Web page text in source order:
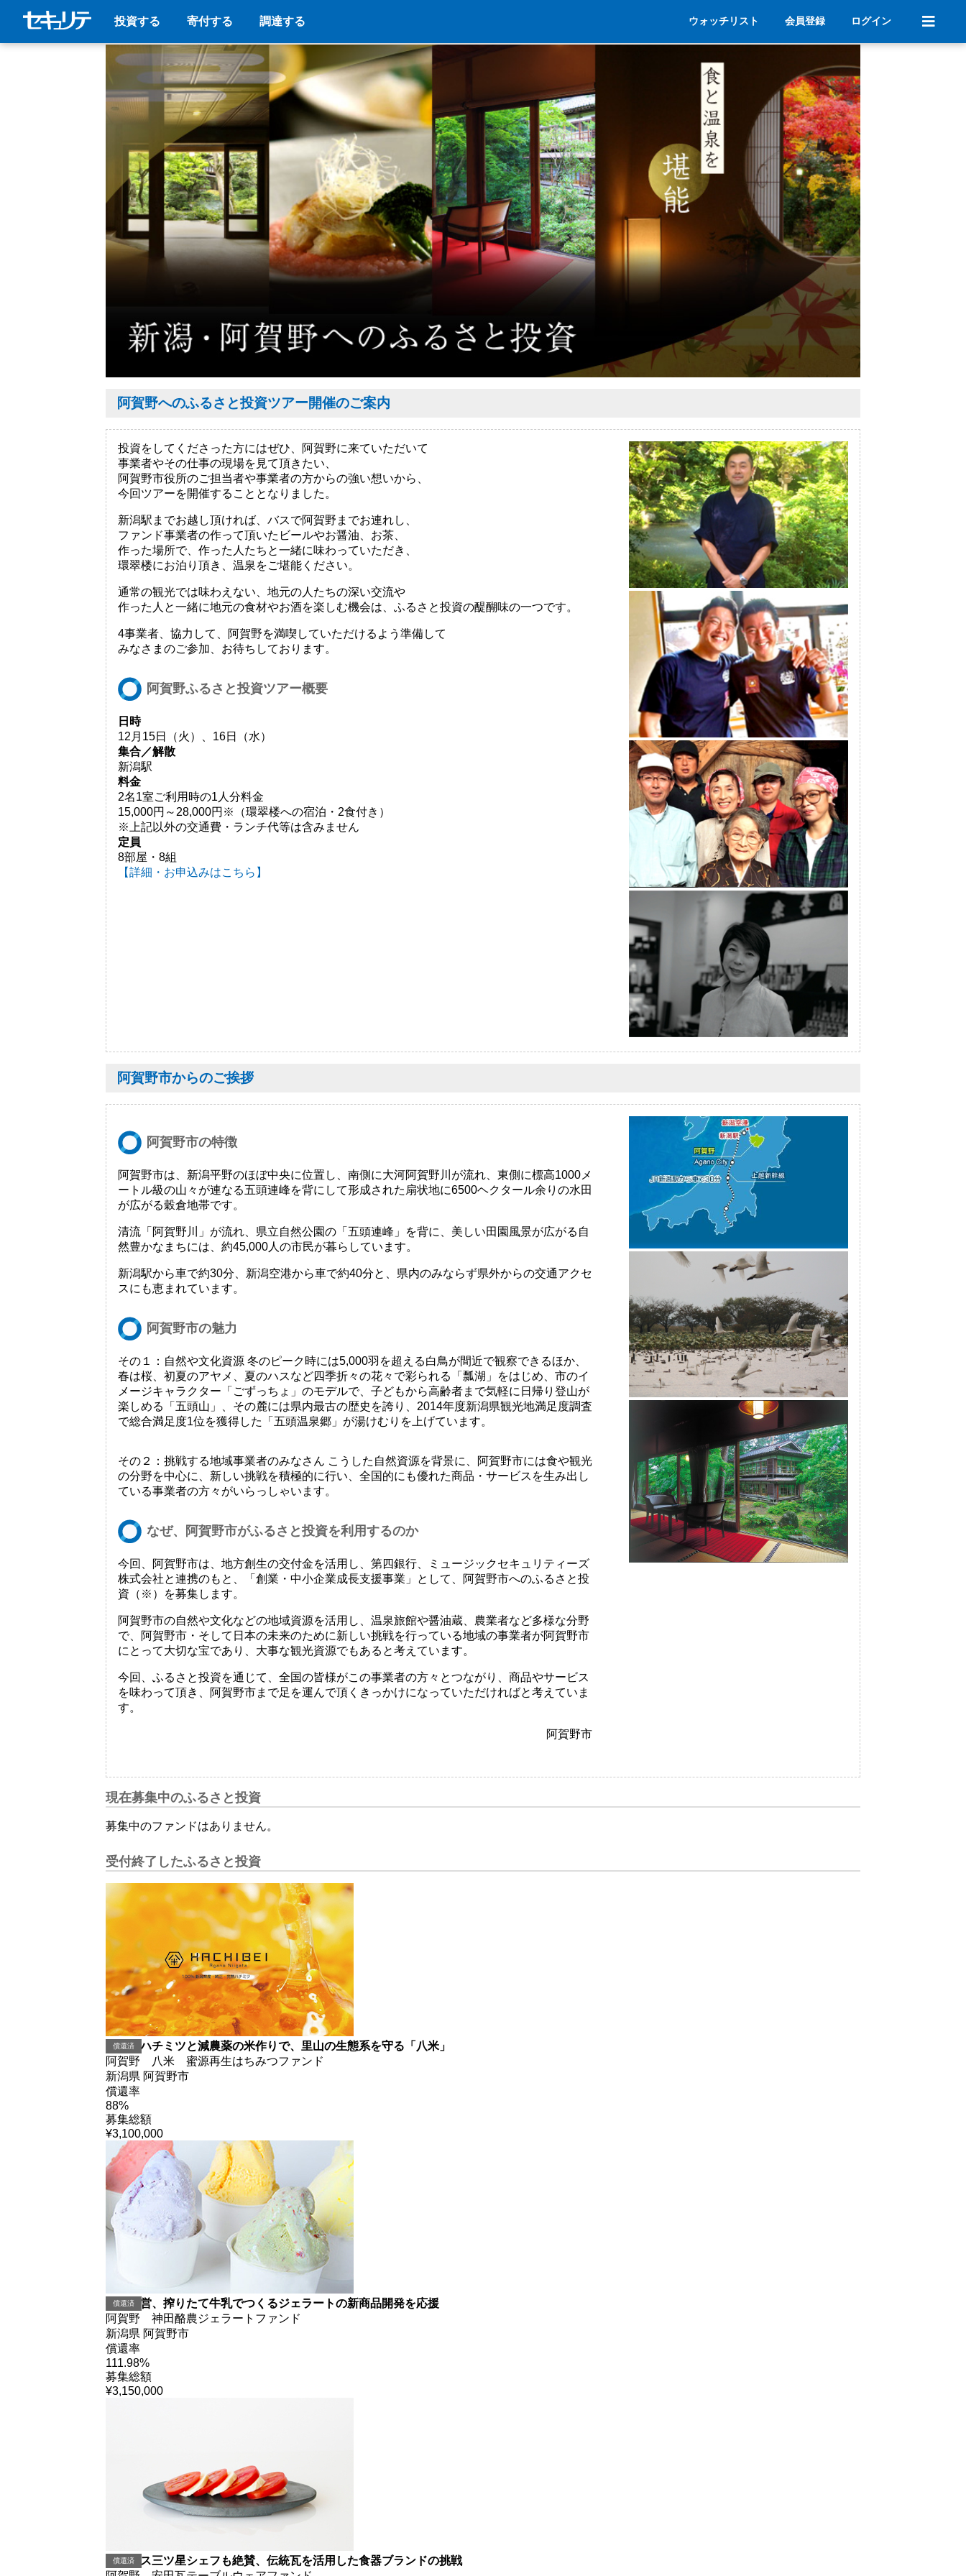
投資する 寄付する 調達する ウォッチリスト 会員登録 ログイン
阿賀野へのふるさと投資ツアー開催のご案内
投資をしてくださった方にはぜひ、阿賀野に来ていただいて
事業者やその仕事の現場を見て頂きたい、
阿賀野市役所のご担当者や事業者の方からの強い想いから、
今回ツアーを開催することとなりました。
新潟駅までお越し頂ければ、バスで阿賀野までお連れし、
ファンド事業者の作って頂いたビールやお醤油、お茶、
作った場所で、作った人たちと一緒に味わっていただき、
環翠楼にお泊り頂き、温泉をご堪能ください。
通常の観光では味わえない、地元の人たちの深い交流や
作った人と一緒に地元の食材やお酒を楽しむ機会は、ふるさと投資の醍醐味の一つです。
4事業者、協力して、阿賀野を満喫していただけるよう準備して
みなさまのご参加、お待ちしております。
阿賀野ふるさと投資ツアー概要
日時
12月15日（火）、16日（水）
集合／解散
新潟駅
料金
2名1室ご利用時の1人分料金
15,000円～28,000円※（環翠楼への宿泊・2食付き）
※上記以外の交通費・ランチ代等は含みません
定員
8部屋・8組
【詳細・お申込みはこちら】
阿賀野市からのご挨拶
阿賀野市の特徴
阿賀野市は、新潟平野のほぼ中央に位置し、南側に大河阿賀野川が流れ、東側に標高1000メ
ートル級の山々が連なる五頭連峰を背にして形成された扇状地に6500ヘクタール余りの水田
が広がる穀倉地帯です。
清流「阿賀野川」が流れ、県立自然公園の「五頭連峰」を背に、美しい田園風景が広がる自
然豊かなまちには、約45,000人の市民が暮らしています。
新潟駅から車で約30分、新潟空港から車で約40分と、県内のみならず県外からの交通アクセ
スにも恵まれています。
阿賀野市の魅力
その１：自然や文化資源 冬のピーク時には5,000羽を超える白鳥が間近で観察できるほか、
春は桜、初夏のアヤメ、夏のハスなど四季折々の花々で彩られる「瓢湖」をはじめ、市のイ
メージキャラクター「ごずっちょ」のモデルで、子どもから高齢者まで気軽に日帰り登山が
楽しめる「五頭山」、その麓には県内最古の歴史を誇り、2014年度新潟県観光地満足度調査
で総合満足度1位を獲得した「五頭温泉郷」が湯けむりを上げています。
その２：挑戦する地域事業者のみなさん こうした自然資源を背景に、阿賀野市には食や観光
の分野を中心に、新しい挑戦を積極的に行い、全国的にも優れた商品・サービスを生み出し
ている事業者の方々がいらっしゃいます。
なぜ、阿賀野市がふるさと投資を利用するのか
今回、阿賀野市は、地方創生の交付金を活用し、第四銀行、ミュージックセキュリティーズ
株式会社と連携のもと、「創業・中小企業成長支援事業」として、阿賀野市へのふるさと投
資（※）を募集します。
阿賀野市の自然や文化などの地域資源を活用し、温泉旅館や醤油蔵、農業者など多様な分野
で、阿賀野市・そして日本の未来のために新しい挑戦を行っている地域の事業者が阿賀野市
にとって大切な宝であり、大事な観光資源でもあると考えています。
今回、ふるさと投資を通じて、全国の皆様がこの事業者の方々とつながり、商品やサービス
を味わって頂き、阿賀野市まで足を運んで頂くきっかけになっていただければと考えていま
す。
阿賀野市
現在募集中のふるさと投資
募集中のファンドはありません。
受付終了したふるさと投資
償還済
純国産ハチミツと減農薬の米作りで、里山の生態系を守る「八米」
阿賀野 八米 蜜源再生はちみつファンド
新潟県 阿賀野市
償還率
88%
募集総額
¥3,100,000
償還済
牧場直営、搾りたて牛乳でつくるジェラートの新商品開発を応援
阿賀野 神田酪農ジェラートファンド
新潟県 阿賀野市
償還率
111.98%
募集総額
¥3,150,000
償還済
フランス三ツ星シェフも絶賛、伝統瓦を活用した食器ブランドの挑戦